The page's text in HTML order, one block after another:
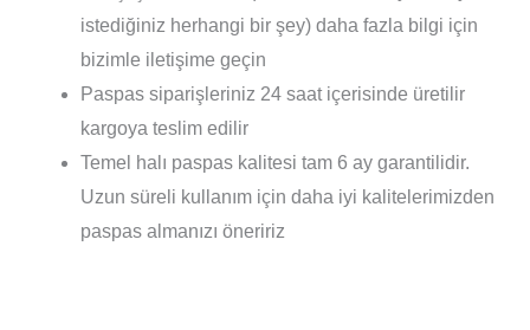
istediğiniz herhangi bir şey) daha fazla bilgi için
bizimle iletişime geçin
Paspas siparişleriniz 24 saat içerisinde üretilir
kargoya teslim edilir
Temel halı paspas kalitesi tam 6 ay garantilidir.
Uzun süreli kullanım için daha iyi kalitelerimizden
paspas almanızı öneririz